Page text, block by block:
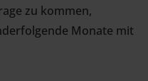
zu kommen,
Monate mit